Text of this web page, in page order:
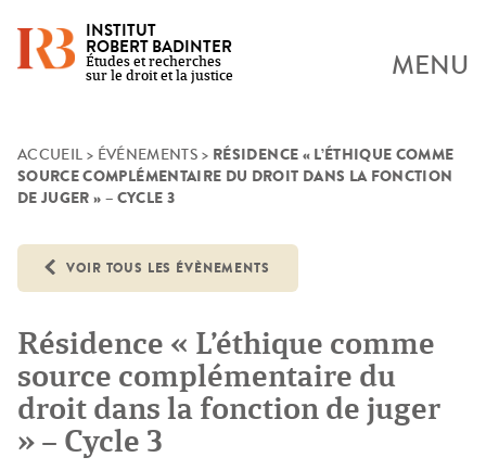
Skip
content
INSTITUT
ROBERT BADINTER
Études et recherches
sur le droit et la justice
MENU
ACCUEIL > ÉVÉNEMENTS > RÉSIDENCE « L’ÉTHIQUE COMME
SOURCE COMPLÉMENTAIRE DU DROIT DANS LA FONCTION
DE JUGER » – CYCLE 3
VOIR TOUS LES ÉVÈNEMENTS
Résidence « L’éthique comme
source complémentaire du
droit dans la fonction de juger
» – Cycle 3